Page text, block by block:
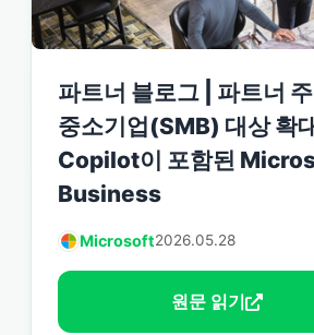
파트너 블로그 | 파트너
중소기업(SMB) 대상 확
Copilot이 포함된
Business
Microsoft2026.05.28
원문 읽기